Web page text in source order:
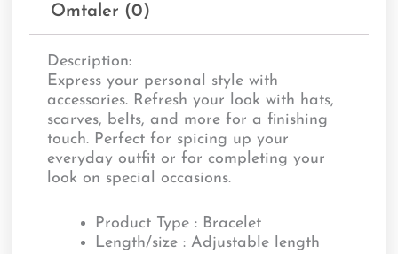
Omtaler (0)
Description:
Express your personal style with
accessories. Refresh your look with hats,
scarves, belts, and more for a finishing
touch. Perfect for spicing up your
everyday outfit or for completing your
look on special occasions.
Product Type : Bracelet
Length/size : Adjustable length